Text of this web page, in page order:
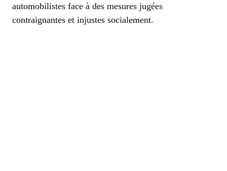
automobilistes face à des mesures jugées
contraignantes et injustes socialement.